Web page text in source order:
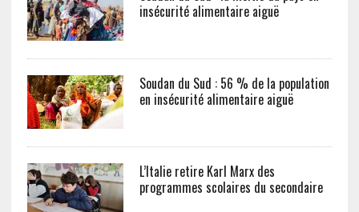
insécurité alimentaire aiguë
Soudan du Sud : 56 % de la population
en insécurité alimentaire aiguë
L’Italie retire Karl Marx des
programmes scolaires du secondaire